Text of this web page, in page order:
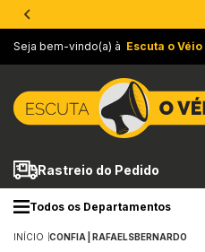
Seja bem-vindo(a) à Escuta o Véio
Rastreio do Pedido
Todos os Departamentos
INÍCIO CONFIA | RAFAELSBERNARDO